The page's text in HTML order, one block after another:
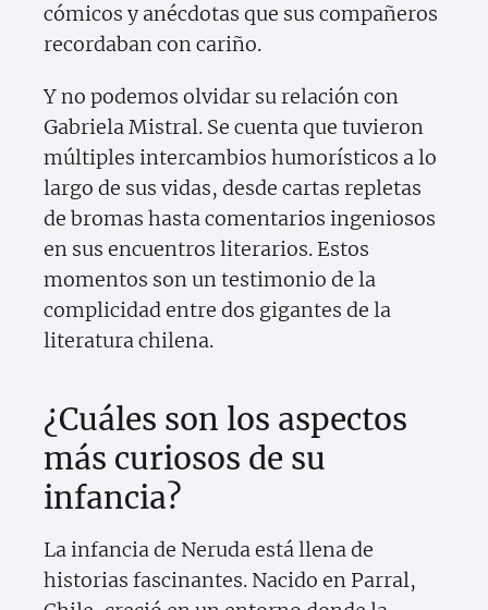
cómicos y anécdotas que sus compañeros
recordaban con cariño.
Y no podemos olvidar su relación con
Gabriela Mistral. Se cuenta que tuvieron
múltiples intercambios humorísticos a lo
largo de sus vidas, desde cartas repletas
de bromas hasta comentarios ingeniosos
en sus encuentros literarios. Estos
momentos son un testimonio de la
complicidad entre dos gigantes de la
literatura chilena.
¿Cuáles son los aspectos
más curiosos de su
infancia?
La infancia de Neruda está llena de
historias fascinantes. Nacido en Parral,